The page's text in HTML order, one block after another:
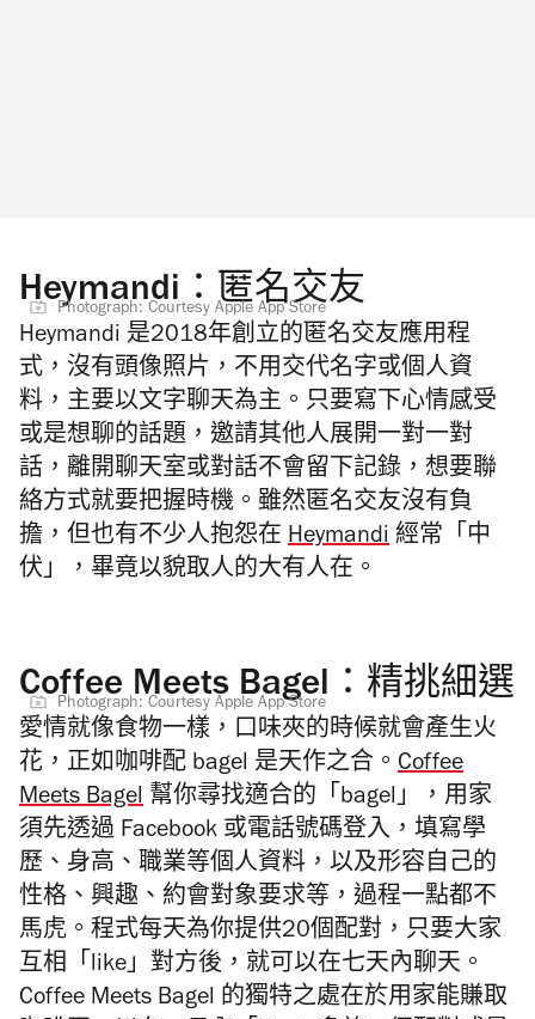
Heymandi：匿名交友
Photograph: Courtesy Apple App Store
Heymandi 是2018年創立的匿名交友應用程
式，沒有頭像照片，不用交代名字或個人資
料，主要以文字聊天為主。只要寫下心情感受
或是想聊的話題，邀請其他人展開一對一對
話，離開聊天室或對話不會留下記錄，想要聯
絡方式就要把握時機。雖然匿名交友沒有負
擔，但也有不少人抱怨在 Heymandi 經常「中
伏」，畢竟以貌取人的大有人在。
Coffee Meets Bagel：精挑細選
Photograph: Courtesy Apple App Store
愛情就像食物一樣，口味夾的時候就會產生火
花，正如咖啡配 bagel 是天作之合。 Coffee
Meets Bagel 幫你尋找適合的「bagel」，用家
須先透過 Facebook 或電話號碼登入，填寫學
歷、身高、職業等個人資料，以及形容自己的
性格、興趣、約會對象要求等，過程一點都不
馬虎。程式每天為你提供20個配對，只要大家
互相「like」對方後，就可以在七天內聊天。
Coffee Meets Bagel 的獨特之處在於用家能賺取